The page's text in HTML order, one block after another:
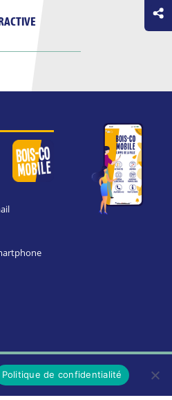
DE LA VILLE
Politique de confidentialité